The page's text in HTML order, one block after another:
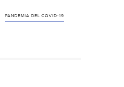
PANDEMIA DEL COVID-19